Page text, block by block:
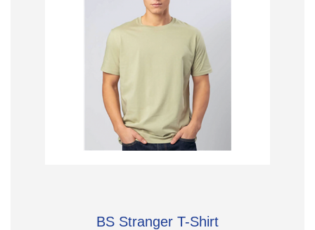
BS Stranger T-Shirt